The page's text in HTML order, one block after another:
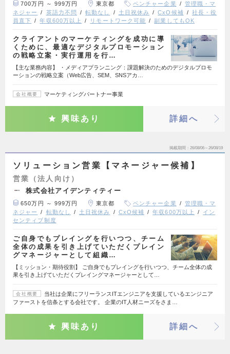
700万円 ～ 999万円 東京都 ベンチャー企業
管理職・マ
ネジャー
英語力不問 転勤なし 土日祝休み CxO候補
社長・役
員直下
年収600万以上 リモートワーク可能 副業してもOK
クライアントのマーケティングを成功に導
くために、最適なデジタルプロモーション
の戦略立案・実行運用を行…
【主な業務内容】 ・メディアプランニング：課題解決のためのデジタルプロモ
ーションの戦略立案（Web広告、SEM、SNSアカ…
会社概要 マーケティングパートナー事業
興味あり 詳細へ
掲載期間 26/08/06～26/08/19
ソリューション営業【マネージャー候補】
営業（法人向け）
株式会社アイデンティティー
650万円 ～ 999万円 東京都 ベンチャー企業
管理職・マ
ネジャー
転勤なし 土日祝休み CxO候補 年収600万以上
イン
センティブ制度
ご自身でもプレイングを行いつつ、チーム
全体の成果を引き上げていただくプレイン
グマネージャーとして組織…
【ミッション・期待役割】 ご自身でもプレイングを行いつつ、チーム全体の成
果を引き上げていただくプレイングマネージャーとして…
会社概要
当社は企業にフリーランスITエンジニアを支援しているエンジニア
ファーストを信条とする会社です。 企業のIT人材ニーズをさま…
興味あり 詳細へ